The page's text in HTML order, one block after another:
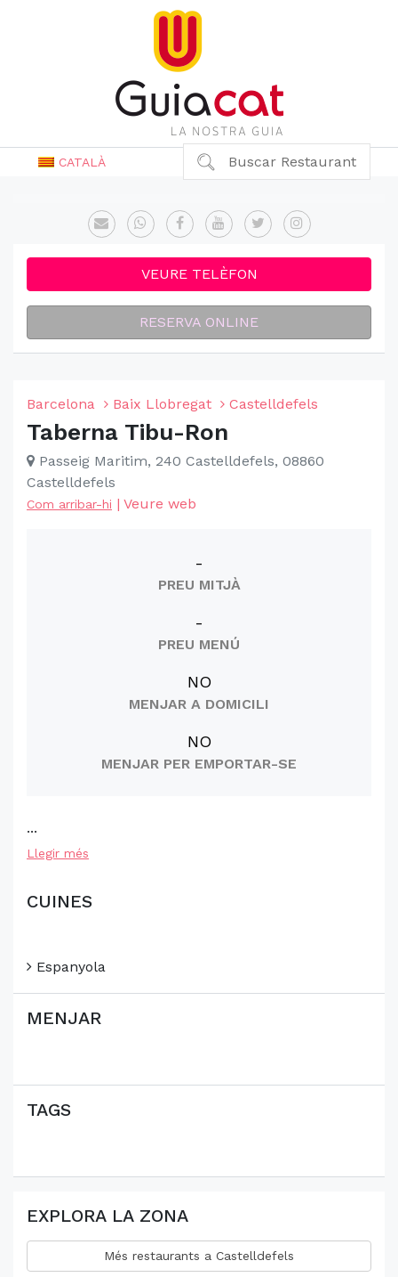
CATALÀ Buscar Restaurant
VEURE TELÈFON
RESERVA ONLINE
Barcelona Baix Llobregat Castelldefels
Taberna Tibu-Ron
Passeig Maritim, 240 Castelldefels, 08860
Castelldefels
Com arribar-hi | Veure web
-
PREU MITJÀ
-
PREU MENÚ
NO
MENJAR A DOMICILI
NO
MENJAR PER EMPORTAR-SE
...
Llegir més
CUINES
Espanyola
MENJAR
TAGS
EXPLORA LA ZONA
Més restaurants a Castelldefels